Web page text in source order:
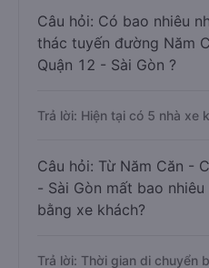
Câu hỏi: Có bao nhiêu
thác tuyến đường Năm
Quận 12 - Sài Gòn ?
Trả lời: Hiện tại có 5 nhà xe
Câu hỏi: Từ Năm Căn -
- Sài Gòn mất bao
bằng xe khách?
Trả lời: Thời gian di chuyển